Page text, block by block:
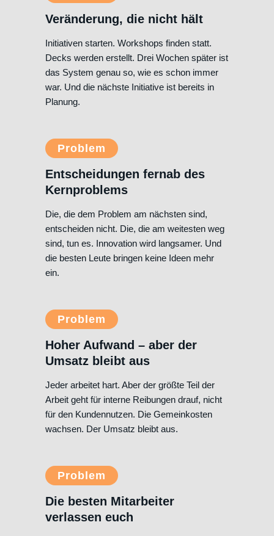
Veränderung, die nicht hält
Initiativen starten. Workshops finden statt.
Decks werden erstellt. Drei Wochen später ist
das System genau so, wie es schon immer
war. Und die nächste Initiative ist bereits in
Planung.
Problem
Entscheidungen fernab des
Kernproblems
Die, die dem Problem am nächsten sind,
entscheiden nicht. Die, die am weitesten weg
sind, tun es. Innovation wird langsamer. Und
die besten Leute bringen keine Ideen mehr
ein.
Problem
Hoher Aufwand – aber der
Umsatz bleibt aus
Jeder arbeitet hart. Aber der größte Teil der
Arbeit geht für interne Reibungen drauf, nicht
für den Kundennutzen. Die Gemeinkosten
wachsen. Der Umsatz bleibt aus.
Problem
Die besten Mitarbeiter
verlassen euch